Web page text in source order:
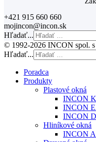
+421 915 660 660
mojincon@incon.sk
Hľadať...
© 1992-2026 INCON spol. s
Hľadať...
Poradca
Produkty
Plastové okná
INCON
INCON
INCON
Hliníkové okná
INCON